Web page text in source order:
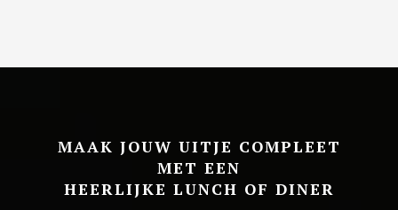
MAAK JOUW UITJE COMPLEET
MET EEN
HEERLIJKE LUNCH OF DINER